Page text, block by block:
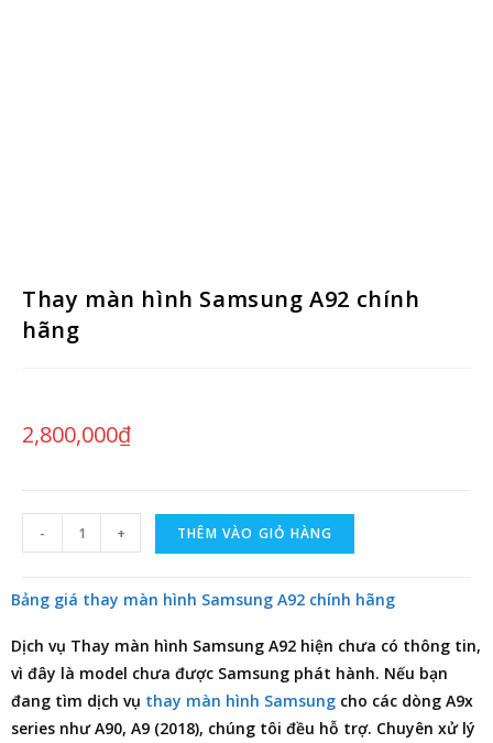
Thay màn hình Samsung A92 chính
hãng
2,800,000₫
- + THÊM VÀO GIỎ HÀNG
Bảng giá thay màn hình Samsung A92 chính hãng
Dịch vụ Thay màn hình Samsung A92 hiện chưa có thông tin,
vì đây là model chưa được Samsung phát hành. Nếu bạn
đang tìm dịch vụ thay màn hình Samsung cho các dòng A9x
series như A90, A9 (2018), chúng tôi đều hỗ trợ. Chuyên xử lý